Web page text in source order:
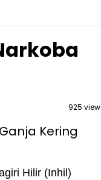
925 view
Hilir (Inhil)